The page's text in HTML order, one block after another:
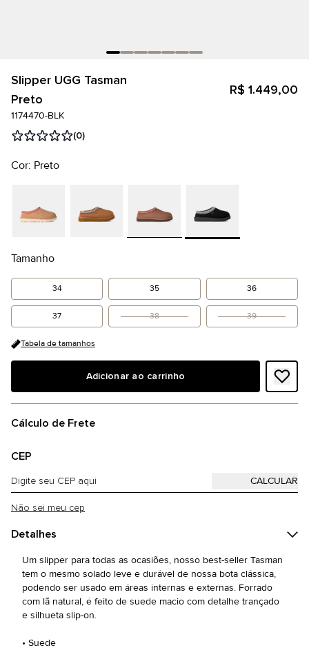
Slipper UGG Tasman
Preto
R$ 1.449,00
1174470-BLK
(0)
Cor: Preto
Tamanho
34 35 36
37 38 39
Tabela de tamanhos
Adicionar ao carrinho
Cálculo de Frete
CEP
Não sei meu cep
Detalhes
Um slipper para todas as ocasiões, nosso best-seller Tasman
tem o mesmo solado leve e durável de nossa bota clássica,
podendo ser usado em áreas internas e externas. Forrado
com lã natural, é feito de suede macio com detalhe trançado
e silhueta slip-on.
• Suede